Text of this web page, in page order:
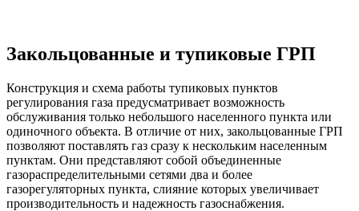
Закольцованные и тупиковые ГРП
Конструкция и схема работы тупиковых пунктов
регулирования газа предусматривает возможность
обслуживания только небольшого населенного пункта или
одиночного объекта. В отличие от них, закольцованные ГРП
позволяют поставлять газ сразу к нескольким населенным
пунктам. Они представляют собой объединенные
газораспределительными сетями два и более
газорегуляторных пункта, слияние которых увеличивает
производительность и надежность газоснабжения.